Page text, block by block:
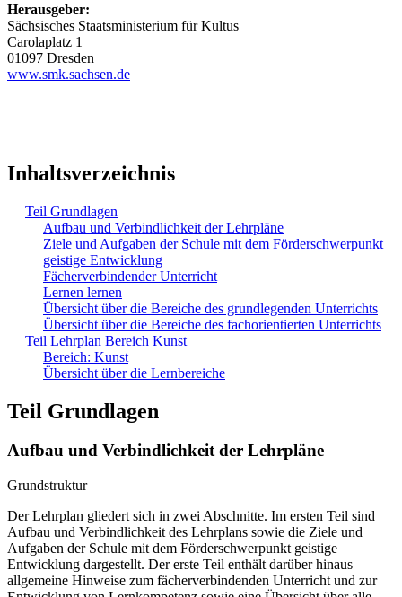
Herausgeber:
Sächsisches Staatsministerium für Kultus
Carolaplatz 1
01097 Dresden
www.smk.sachsen.de
Inhaltsverzeichnis
Teil Grundlagen
Aufbau und Verbindlichkeit der Lehrpläne
Ziele und Aufgaben der Schule mit dem Förderschwerpunkt
geistige Entwicklung
Fächerverbindender Unterricht
Lernen lernen
Übersicht über die Bereiche des grundlegenden Unterrichts
Übersicht über die Bereiche des fachorientierten Unterrichts
Teil Lehrplan Bereich Kunst
Bereich: Kunst
Übersicht über die Lernbereiche
Teil Grundlagen
Aufbau und Verbindlichkeit der Lehrpläne
Grundstruktur
Der Lehrplan gliedert sich in zwei Abschnitte. Im ersten Teil sind
Aufbau und Verbindlichkeit des Lehrplans sowie die Ziele und
Aufgaben der Schule mit dem Förderschwerpunkt geistige
Entwicklung dargestellt. Der erste Teil enthält darüber hinaus
allgemeine Hinweise zum fächerverbindenden Unterricht und zur